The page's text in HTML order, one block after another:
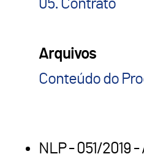
05. Contrato
Arquivos
Conteúdo do
NLP - 051/2019